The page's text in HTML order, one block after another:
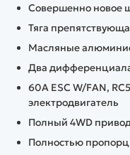
Совершенно новое
Тяга
Масляные
Два
60A ESC W/FAN,
электродвигатель
Полный 4WD
Полностью